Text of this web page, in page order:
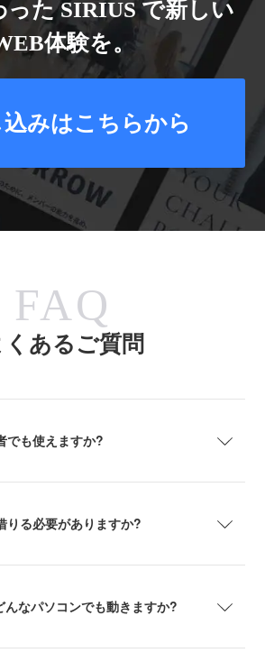
った SIRIUS で新しい
体験を。
みはこちらから
FAQ
くあるご質問
でも使えますか?
りる必要がありますか?
んなパソコンでも動きますか?